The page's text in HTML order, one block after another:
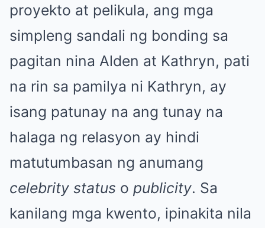
proyekto at pelikula, ang mga
simpleng sandali ng bonding sa
pagitan nina Alden at Kathryn, pati
na rin sa pamilya ni Kathryn, ay
isang patunay na ang tunay na
halaga ng relasyon ay hindi
matutumbasan ng anumang
celebrity status o publicity. Sa
kanilang mga kwento, ipinakita nila